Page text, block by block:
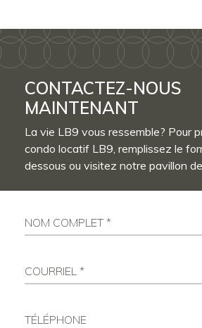
CONTACTEZ-NOUS
MAINTENANT
La vie LB9 vous ressemble? Pour
condo locatif LB9, remplissez le
dessous ou visitez notre pavillon
NOM COMPLET *
COURRIEL *
TÉLÉPHONE